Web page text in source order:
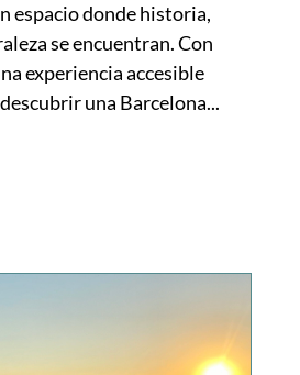
espacio donde historia,
se encuentran. Con
experiencia accesible
una Barcelona...